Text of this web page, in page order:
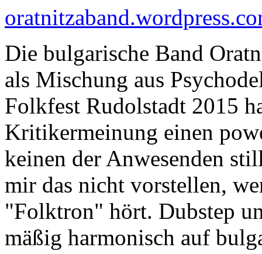
Die bulgarische Band
als Mischung aus
Folkfest Rudolstadt 2015
Kritikermeinung einen
keinen der Anwesenden
mir das nicht vorstellen,
"Folktron" hört. Dubstep
mäßig harmonisch auf